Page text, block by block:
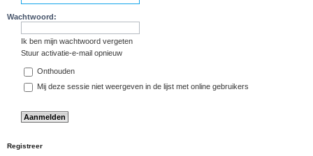
Wachtwoord:
Ik ben mijn wachtwoord vergeten
Stuur activatie-e-mail opnieuw
Onthouden
Mij deze sessie niet weergeven in de lijst met online gebruikers
Registreer